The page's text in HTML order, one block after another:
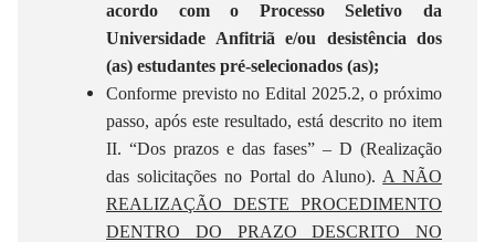
acordo com o Processo Seletivo da
Universidade Anfitriã e/ou desistência dos
(as) estudantes pré-selecionados (as);
Conforme previsto no Edital 2025.2, o próximo
passo, após este resultado, está descrito no item
II. “Dos prazos e das fases” – D (Realização
das solicitações no Portal do Aluno). A NÃO
REALIZAÇÃO DESTE PROCEDIMENTO
DENTRO DO PRAZO DESCRITO NO